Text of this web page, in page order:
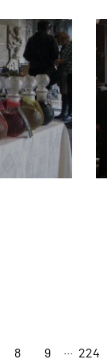
8 9 224